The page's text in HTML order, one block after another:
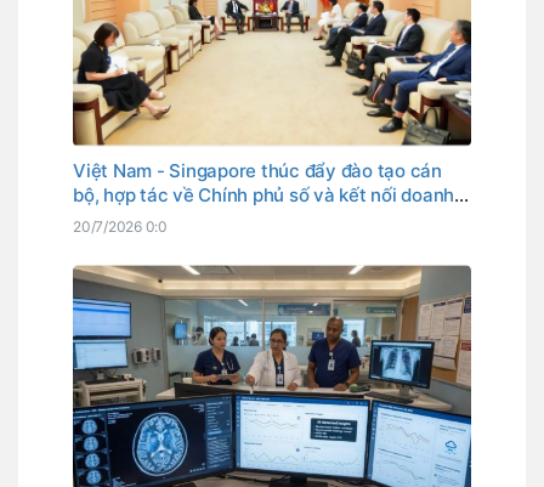
Việt Nam - Singapore thúc đẩy đào tạo cán
bộ, hợp tác về Chính phủ số và kết nối doanh
nghiệp công nghệ số
20/7/2026 0:0